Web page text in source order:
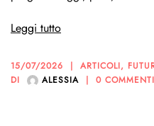
Leggi tutto
15/07/2026 ARTICOLI,
DI
ALESSIA 0 COMMENTI